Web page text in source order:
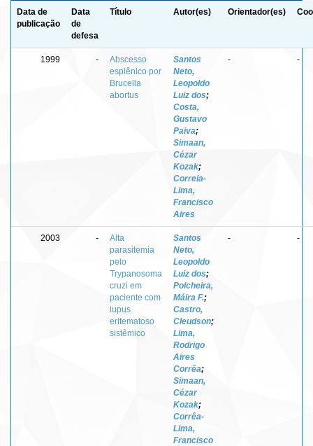
Data de
publicação
Data
de
defesa
Título Autor(es) Orientador(es)
1999 -
Abscesso
esplênico por
Brucella
abortus
Santos
Neto,
Leopoldo
Luiz dos;
Costa,
Gustavo
Paiva;
Simaan,
Cézar
Kozak;
Correia-
Lima,
Francisco
Aires
- -
2003 -
Alta
parasitemia
pelo
Trypanosoma
cruzi em
paciente com
lupus
eritematoso
sistêmico
Santos
Neto,
Leopoldo
Luiz dos;
Polcheira,
Máira F.;
Castro,
Cleudson;
Lima,
Rodrigo
Aires
Corrêa;
Simaan,
Cézar
Kozak;
Corrêa-
Lima,
Francisco
- -